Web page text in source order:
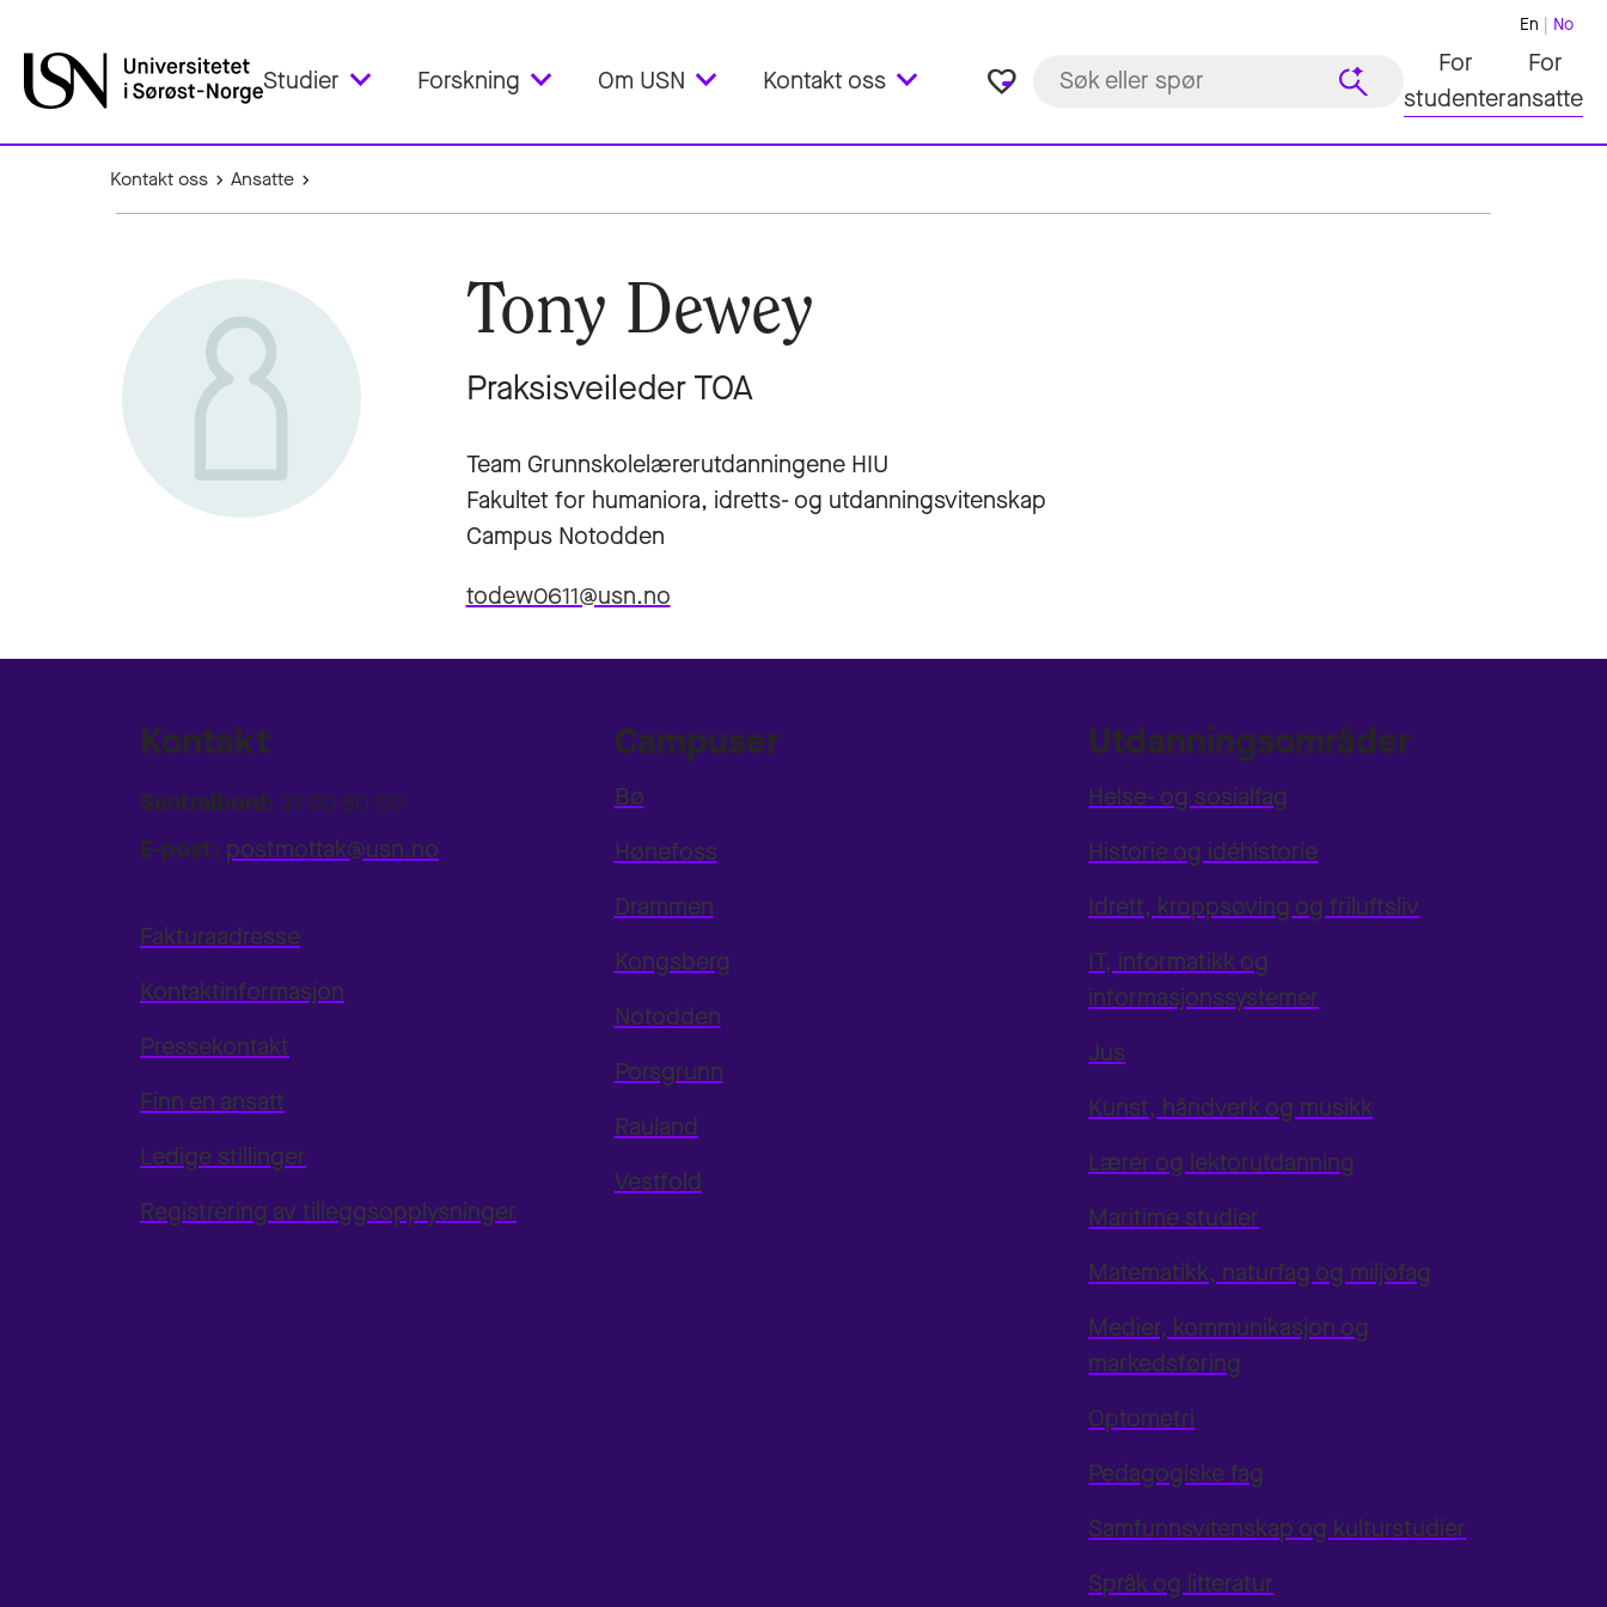
Studier Forskning Om USN Kontakt oss favorite_border
En No
For
studenter
For
ansatte
Kontakt oss Ansatte
Tony Dewey
Praksisveileder TOA
Team Grunnskolelærerutdanningene HIU
Fakultet for humaniora, idretts- og utdanningsvitenskap
Campus Notodden
todew0611@usn.no
Kontakt
Sentralbord: 31 00 80 00
E-post: postmottak@usn.no
Fakturaadresse
Kontaktinformasjon
Pressekontakt
Finn en ansatt
Ledige stillinger
Registrering av tilleggsopplysninger
Campuser
Bø
Hønefoss
Drammen
Kongsberg
Notodden
Porsgrunn
Rauland
Vestfold
Utdanningsområder
Helse- og sosialfag
Historie og idéhistorie
Idrett, kroppsøving og friluftsliv
IT, informatikk og
informasjonssystemer
Jus
Kunst, håndverk og musikk
Lærer og lektorutdanning
Maritime studier
Matematikk, naturfag og miljøfag
Medier, kommunikasjon og
markedsføring
Optometri
Pedagogiske fag
Samfunnsvitenskap og kulturstudier
Språk og litteratur